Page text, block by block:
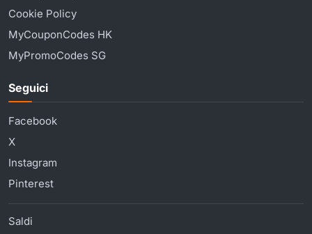
Cookie Policy
MyCouponCodes HK
MyPromoCodes SG
Seguici
Facebook
X
Instagram
Pinterest
Saldi